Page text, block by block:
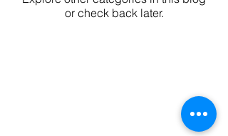
or check back later.